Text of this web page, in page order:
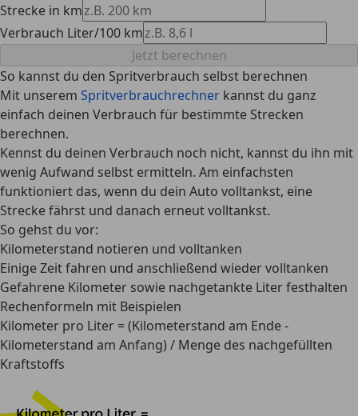
Strecke in km
Verbrauch Liter/100 km
Jetzt berechnen
So kannst du den Spritverbrauch selbst berechnen
Mit unserem Spritverbrauchrechner kannst du ganz
einfach deinen Verbrauch für bestimmte Strecken
berechnen.
Kennst du deinen Verbrauch noch nicht, kannst du ihn mit
wenig Aufwand selbst ermitteln. Am einfachsten
funktioniert das, wenn du dein Auto volltankst, eine
Strecke fährst und danach erneut volltankst.
So gehst du vor:
Kilometerstand notieren und volltanken
Einige Zeit fahren und anschließend wieder volltanken
Gefahrene Kilometer sowie nachgetankte Liter festhalten
Rechenformeln mit Beispielen
Kilometer pro Liter = (Kilometerstand am Ende -
Kilometerstand am Anfang) / Menge des nachgefüllten
Kraftstoffs